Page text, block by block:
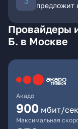
предложит
Провайдеры
Б. в Москве
Акадо
900 мбит/сек
Максимальная